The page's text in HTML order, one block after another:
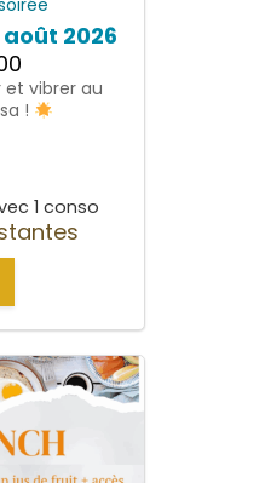
2026
et vibrer au
!
1 conso